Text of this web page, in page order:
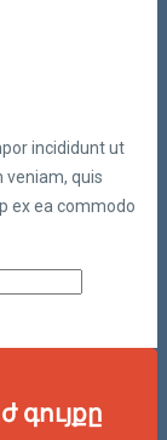
incididunt ut
veniam, quis
ex ea commodo